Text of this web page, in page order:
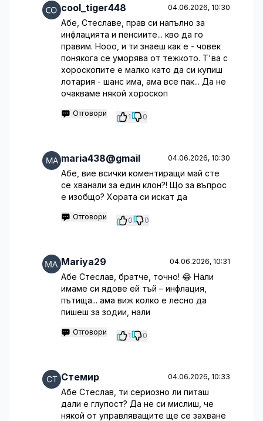
cool_tiger448 04.06.2026, 10:30
Абе, Стеславе, прав си напълно за
инфлацията и пенсиите... кво да го
правим. Нооо, и ти знаеш как е - човек
понякога се уморява от тежкото. Т'ва с
хороскопите е малко като да си купиш
лотария - шанс има, ама все пак... Да не
очакваме някой хороскоп
Отговори 1 0
maria438@gmail 04.06.2026, 10:30
Абе, вие всички коментиращи май сте
се хванали за един клон?! Що за въпрос
е изобщо? Хората си искат да
Отговори 0 0
Mariya29 04.06.2026, 10:31
Абе Стеслав, братче, точно! 😂 Нали
имаме си ядове ей тъй – инфлация,
пътища... ама виж колко е лесно да
пишеш за зодии, нали
Отговори 1 0
Стемир 04.06.2026, 10:33
Абе Стеслав, ти сериозно ли питаш
дали е глупост? Да не си мислиш, че
някой от управляващите ще се захване